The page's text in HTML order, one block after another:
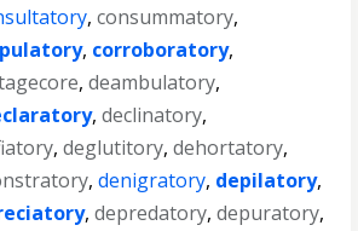
,consummatory,
, corroboratory,
,deambulatory,
,declinatory,
,deglutitory,dehortatory,
,denigratory, depilatory,
,depredatory,depuratory,